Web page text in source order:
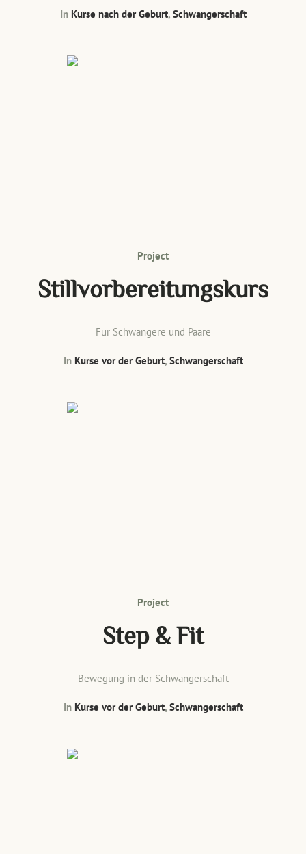
In Kurse nach der Geburt, Schwangerschaft
Project
Stillvorbereitungskurs
Für Schwangere und Paare
In Kurse vor der Geburt, Schwangerschaft
Project
Step & Fit
Bewegung in der Schwangerschaft
In Kurse vor der Geburt, Schwangerschaft